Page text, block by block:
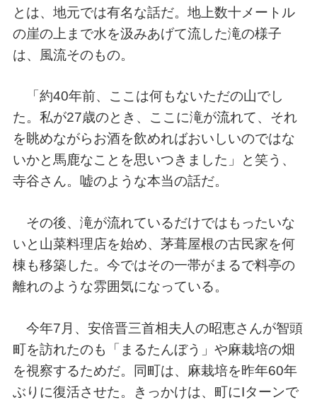
とは、地元では有名な話だ。地上数十メートル
の崖の上まで水を汲みあげて流した滝の様子
は、風流そのもの。
「約40年前、ここは何もないただの山でし
た。私が27歳のとき、ここに滝が流れて、それ
を眺めながらお酒を飲めればおいしいのではな
いかと馬鹿なことを思いつきました」と笑う、
寺谷さん。嘘のような本当の話だ。
その後、滝が流れているだけではもったいな
いと山菜料理店を始め、茅葺屋根の古民家を何
棟も移築した。今ではその一帯がまるで料亭の
離れのような雰囲気になっている。
今年7月、安倍晋三首相夫人の昭恵さんが智頭
町を訪れたのも「まるたんぼう」や麻栽培の畑
を視察するためだ。同町は、麻栽培を昨年60年
ぶりに復活させた。きっかけは、町にIターンで